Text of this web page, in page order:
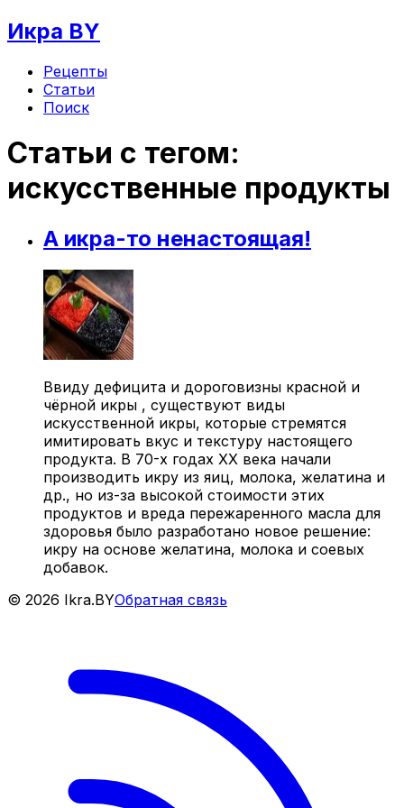
Икра BY
Рецепты
Статьи
Поиск
Статьи с тегом:
искусственные продукты
А икра-то ненастоящая!
Ввиду дефицита и дороговизны красной и
чёрной икры , существуют виды
искусственной икры, которые стремятся
имитировать вкус и текстуру настоящего
продукта. В 70-х годах XX века начали
производить икру из яиц, молока, желатина и
др., но из-за высокой стоимости этих
продуктов и вреда пережаренного масла для
здоровья было разработано новое решение:
икру на основе желатина, молока и соевых
добавок.
© 2026 Ikra.BYОбратная связь